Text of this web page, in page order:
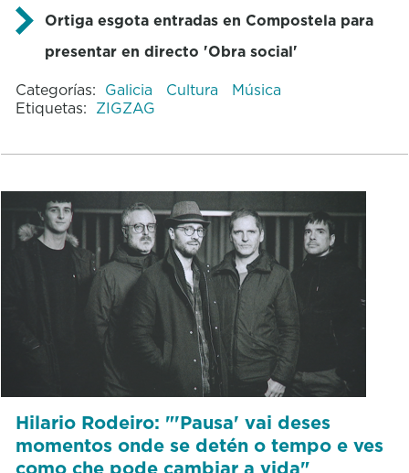
Ortiga esgota entradas en Compostela para
presentar en directo 'Obra social'
Categorías: Galicia Cultura
Música
Etiquetas: ZIGZAG
Hilario Rodeiro: "'Pausa' vai deses
momentos onde se detén o tempo e ves